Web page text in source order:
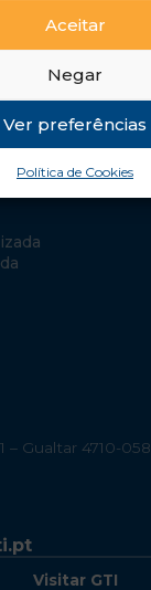
Aceitar
Negar
Ver preferências
Política de Cookies
– Gualtar 4710-058
Visitar GTI